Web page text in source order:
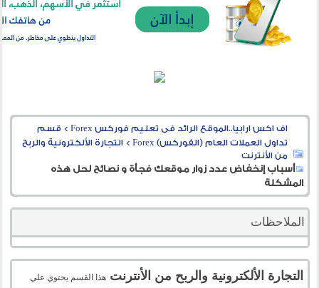
اف اكس ارابيا..الموقع الرائد فى تعليم فوركس Forex > قسم
تداول العملات العام (الفوركس) Forex
>التجارة الألكترونية والربح
من الأنترنت
أسباب إنخفاض عدد زوار موقعك فجأة و نصائح لحل هذه
المشكلة
الملاحظات
التجارة الألكترونية والربح من الأنترنت هذا القسم يحتوي علي